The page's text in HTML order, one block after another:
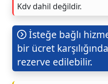
Kdv dahil değildir.
İsteğe bağlı
bir ücret
rezerve edilebilir.